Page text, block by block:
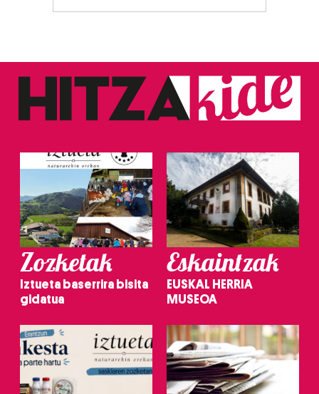
Zozketak
Iztueta baserrira bisita
gidatua
Eskaintzak
EUSKAL HERRIA
MUSEOA